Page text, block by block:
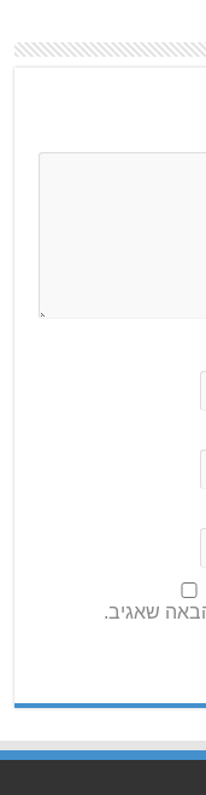
שאגיב.